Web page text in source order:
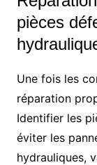
pièces
Une fois les
réparation
Identifier les
éviter les
hydrauliques,